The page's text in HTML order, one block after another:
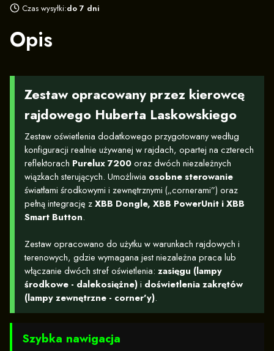
Czas wysyłki:do 7 dni
Opis
Zestaw opracowany przez kierowcę
rajdowego Huberta Laskowskiego
Zestaw oświetlenia dodatkowego przygotowany według
konfiguracji realnie używanej w rajdach, opartej na czterech
reflektorach Purelux 7200oraz dwóch niezależnych
wiązkach sterujących. Umożliwia osobne sterowanie
światłami środkowymi i zewnętrznymi („cornerami”) oraz
pełną integrację zXBB Dongle, XBB PowerUnit i XBB
Smart Button.
Zestaw opracowano do użytku w warunkach rajdowych i
terenowych, gdzie wymagana jest niezależna praca lub
włączanie dwóch stref oświetlenia: zasięgu (lampy
środkowe - dalekosiężne)i doświetlenia zakrętów
(lampy zewnętrzne - corner'y).
Szybka nawigacja